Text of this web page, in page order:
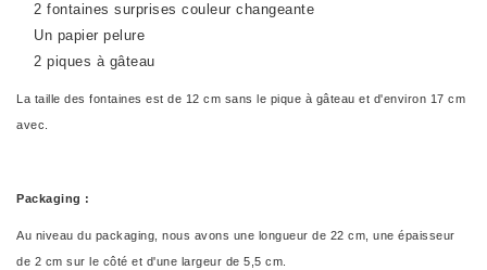
2 fontaines surprises couleur changeante
Un papier pelure
2 piques à gâteau
La taille des fontaines est de 12 cm sans le pique à gâteau et d'environ 17 cm
avec.
Packaging :
Au niveau du packaging, nous avons une longueur de 22 cm, une épaisseur
de 2 cm sur le côté et d'une largeur de 5,5 cm.